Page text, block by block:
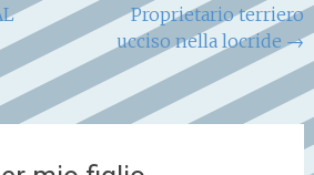
Proprietario terriero
ucciso nella locride→